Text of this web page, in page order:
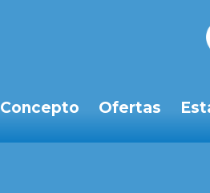
Concepto Ofertas